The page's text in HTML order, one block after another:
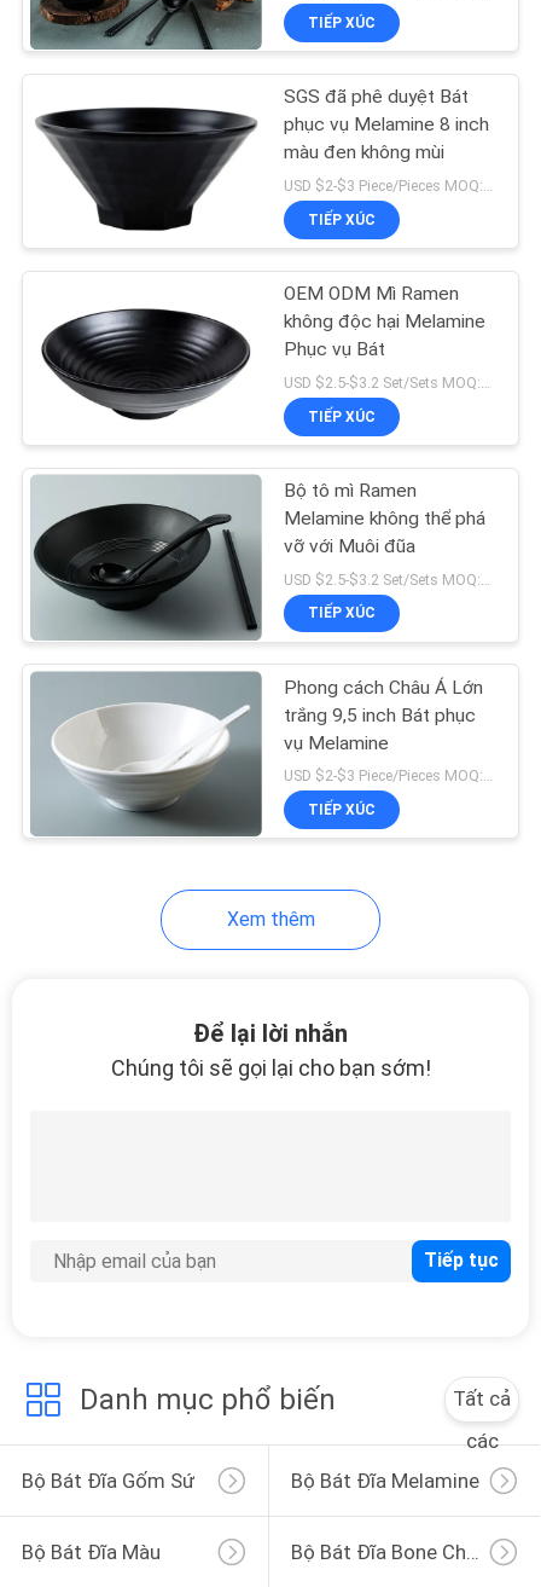
YÊU
CẦU
BÁO
TIN
TỨC
Dao kéo bằng thép
không gỉ
20
Đồ dùng bằng thép
không gỉ
Đĩa ăn tối bằng gốm
37
Bộ bát sứ
Bộ Melamine
TIẾP XÚC
SGS đã phê duyệt Bát
phục vụ Melamine 8 inch
màu đen không mùi
TIẾP XÚC
OEM ODM Mì Ramen
không độc hại Melamine
Phục vụ Bát
TIẾP XÚC
Bộ tô mì Ramen
Melamine không thể phá
vỡ với Muôi đũa
TIẾP XÚC
Phong cách Châu Á Lớn
trắng 9,5 inch Bát phục
vụ Melamine
USD $2-$3 Piece/Pieces MOQ:100 mảnh / miếng
TIẾP XÚC
Xem thêm
Để lại lời nhắn
Chúng tôi sẽ gọi lại cho bạn sớm!
Danh mục phổ biến
Tất cả
các
Bộ Bát Đĩa Gốm Sứ
Bộ Bát Đĩa Melamine
Bộ Bát Đĩa Màu Bộ Bát Đĩa Bone China